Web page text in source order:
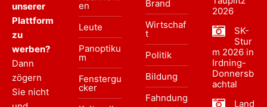
unserer
Plattform
zu
werben?
Dann
zögern
Sie nicht
en
Leute
Panoptiku
m
Fenstergu
cker
Brand
Wirtschaf
t
Politik
Bildung
Fahndung
2026
SK-
Stur
m 2026 in
Irdning-
Donnersb
achtal
Land